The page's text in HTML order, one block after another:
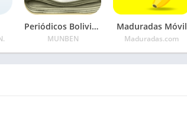
Periódicos Bolivianos
MUNBEN
Maduradas Móvil
Maduradas.com